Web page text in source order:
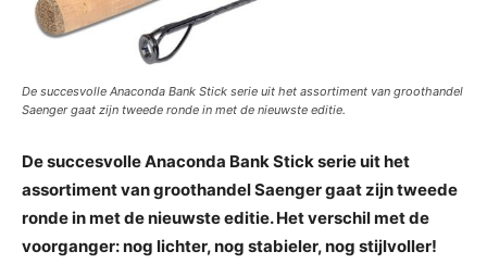
De succesvolle Anaconda Bank Stick serie uit het assortiment van groothandel
Saenger gaat zijn tweede ronde in met de nieuwste editie.
De succesvolle Anaconda Bank Stick serie uit het
assortiment van groothandel Saenger gaat zijn tweede
ronde in met de nieuwste editie. Het verschil met de
voorganger: nog lichter, nog stabieler, nog stijlvoller!